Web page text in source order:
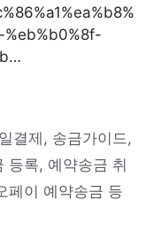
%eb%b0%8f-
결제 , 송금가이드 ,
등록, 예약송금 취
페이 예약송금 등